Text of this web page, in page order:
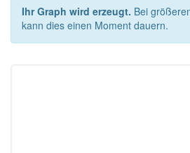
Ihr Graph wird erzeugt. Bei
kann dies einen Moment dauern.